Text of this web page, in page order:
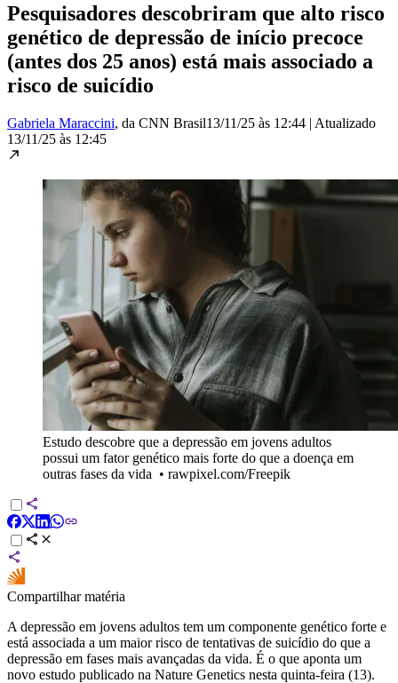
Pesquisadores descobriram que alto risco
genético de depressão de início precoce
(antes dos 25 anos) está mais associado a
risco de suicídio
Gabriela Maraccini, da CNN Brasil13/11/25 às 12:44 | Atualizado
13/11/25 às 12:45
Estudo descobre que a depressão em jovens adultos
possui um fator genético mais forte do que a doença em
outras fases da vida • rawpixel.com/Freepik
Compartilhar matéria
A depressão em jovens adultos tem um componente genético forte e
está associada a um maior risco de tentativas de suicídio do que a
depressão em fases mais avançadas da vida. É o que aponta um
novo estudo publicado na Nature Genetics nesta quinta-feira (13).